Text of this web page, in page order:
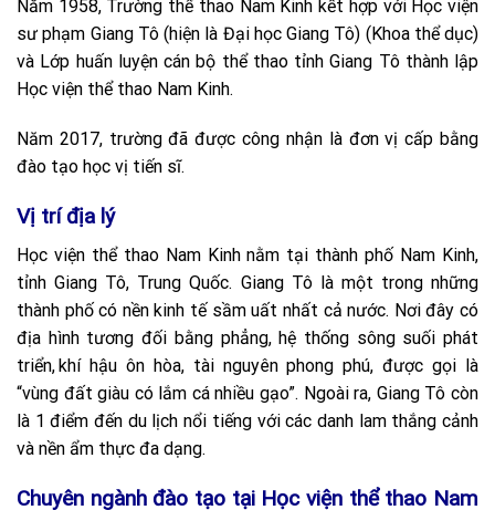
Năm 1958, Trường thể thao Nam Kinh kết hợp với Học viện
sư phạm Giang Tô (hiện là Đại học Giang Tô) (Khoa thể dục)
và Lớp huấn luyện cán bộ thể thao tỉnh Giang Tô thành lập
Học viện thể thao Nam Kinh.
Năm 2017, trường đã được công nhận là đơn vị cấp bằng
đào tạo học vị tiến sĩ.
Vị trí địa lý
Học viện thể thao Nam Kinh nằm tại thành phố Nam Kinh,
tỉnh Giang Tô, Trung Quốc. Giang Tô là một trong những
thành phố có nền kinh tế sầm uất nhất cả nước. Nơi đây có
địa hình tương đối bằng phẳng, hệ thống sông suối phát
triển,khí hậu ôn hòa, tài nguyên phong phú, được gọi là
“vùng đất giàu có lắm cá nhiều gạo”. Ngoài ra, Giang Tô còn
là 1 điểm đến du lịch nổi tiếng với các danh lam thắng cảnh
và nền ẩm thực đa dạng.
Chuyên ngành đào tạo tại Học viện thể thao Nam